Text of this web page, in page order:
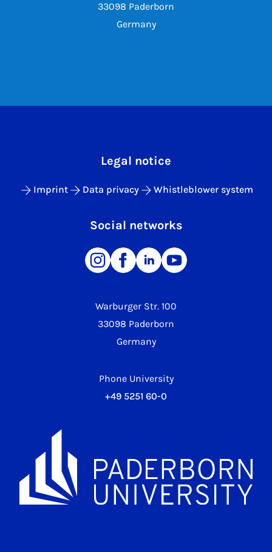
33098 Paderborn
Germany
Warburger Str. 100
33098 Paderborn
Germany
Phone University
+49 5251 60-0
Legal notice
Imprint Data privacy Whistleblower system
Social networks